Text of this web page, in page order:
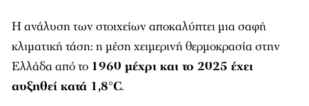
Η ανάλυση των στοιχείων αποκαλύπτει μια σαφή
κλιματική τάση: η μέση χειμερινή θερμοκρασία στην
Ελλάδα από το 1960 μέχρι και το 2025 έχει
αυξηθεί κατά 1,8°C.